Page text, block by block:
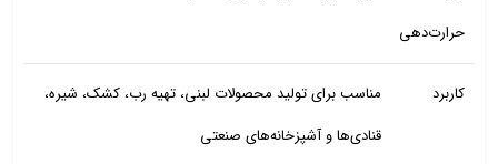
حرارت‌دهی
کاربرد
مناسب برای تولید محصولات لبنی، تهیه رب، کشک، شیره،
قنادی‌ها و آشپزخانه‌های صنعتی